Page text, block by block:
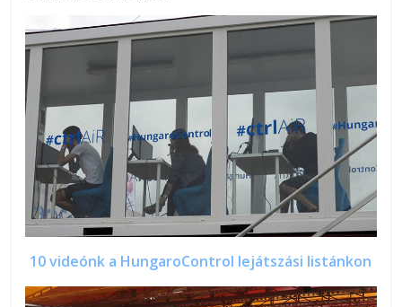
10 videónk a HungaroControl lejátszási listánkon